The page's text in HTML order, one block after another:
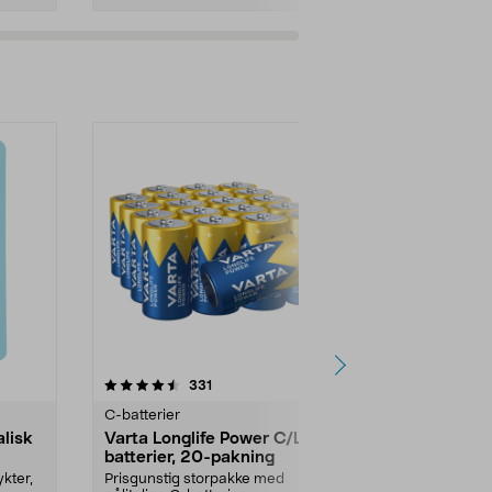
331
C-batterier
Varta Longlife Power C/LR14-
batterier, 20-pakning
Prisgunstig storpakke med
4.5av 5 stjerner